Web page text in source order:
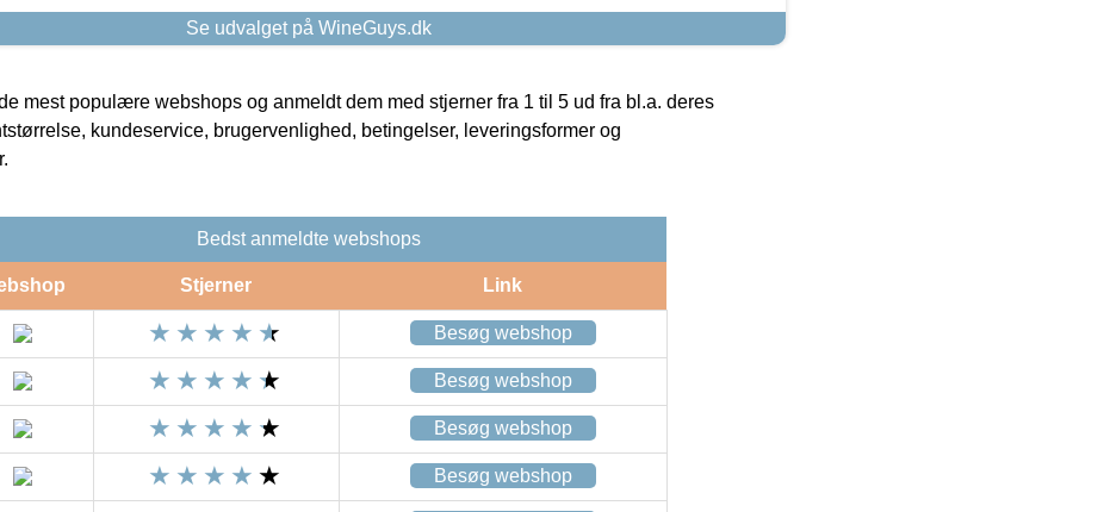
Se udvalget på WineGuys.dk
mest populære webshops og anmeldt dem med stjerner fra 1 til 5 ud fra bl.a. deres
kundeservice, brugervenlighed, betingelser, leveringsformer og
Bedst anmeldte webshops
Stjerner Link
Besøg webshop
Besøg webshop
Besøg webshop
Besøg webshop